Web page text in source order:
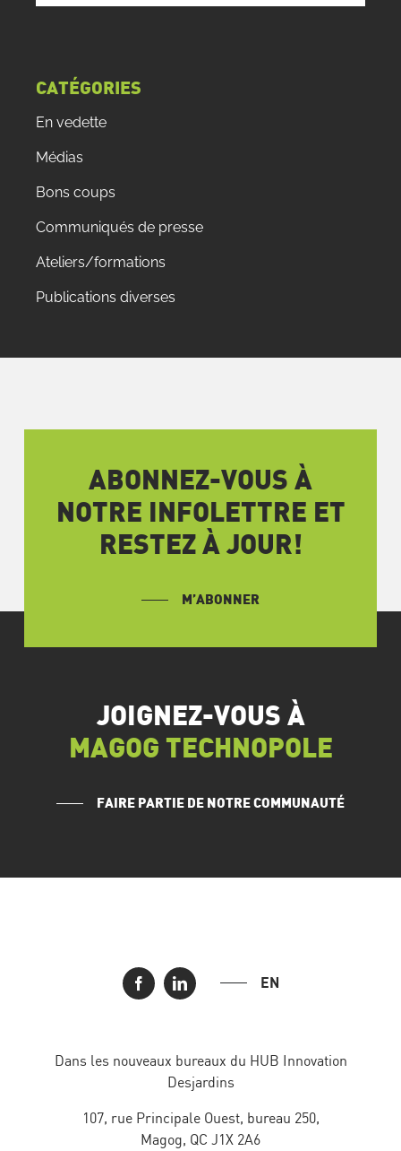
CATÉGORIES
En vedette
Médias
Bons coups
Communiqués de presse
Ateliers/formations
Publications diverses
ABONNEZ-VOUS À
NOTRE INFOLETTRE ET
RESTEZ À JOUR!
M’ABONNER
JOIGNEZ-VOUS À
MAGOG TECHNOPOLE
FAIRE PARTIE DE NOTRE COMMUNAUTÉ
EN
Dans les nouveaux bureaux du HUB Innovation
Desjardins
107, rue Principale Ouest, bureau 250,
Magog, QC J1X 2A6